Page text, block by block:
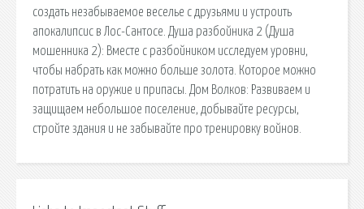
создать незабываемое веселье с друзьями и устроить
апокалипсис в Лос-Сантосе. Душа разбойника 2 (Душа
мошенника 2): Вместе с разбойником исследуем уровни,
чтобы набрать как можно больше золота. Которое можно
потратить на оружие и припасы. Дом Волков: Развиваем и
защищаем небольшое поселение, добывайте ресурсы,
стройте здания и не забывайте про тренировку войнов.